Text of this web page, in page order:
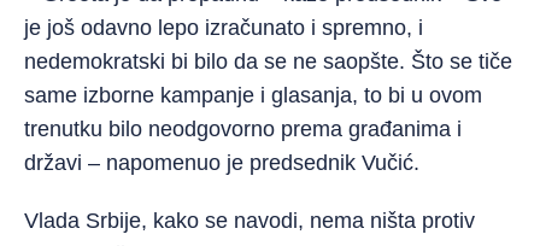
je još odavno lepo izračunato i spremno, i
nedemokratski bi bilo da se ne saopšte. Što se tiče
same izborne kampanje i glasanja, to bi u ovom
trenutku bilo neodgovorno prema građanima i
državi – napomenuo je predsednik Vučić.
Vlada Srbije, kako se navodi, nema ništa protiv